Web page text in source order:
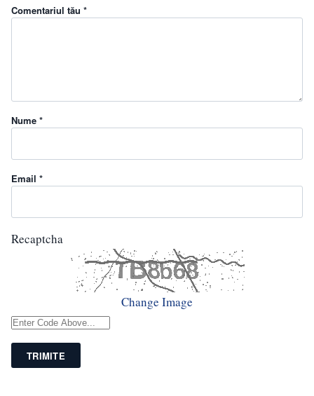
Comentariul tău *
Nume *
Email *
Recaptcha
Change Image
TRIMITE